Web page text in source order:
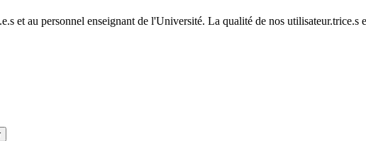
et au personnel enseignant de l'Université. La qualité de nos utilisateur.trice.s